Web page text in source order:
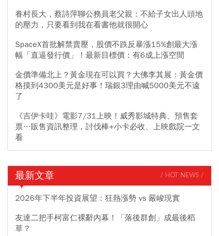
眷村長大，蔡詩萍聊公務員老父親：不給子女出人頭地
的壓力，只要看到我在看書他就很開心
SpaceX首批解禁賣壓，股價不跌反暴漲15%創最大漲
幅「直逼發行價」！最新目標價：有6成上漲空間
金價準備北上？黃金現在可以買？大佛李其展：黃金價
格摸到4300美元是好事！瑞銀3理由喊5000美元不遠
了
《吉伊卡哇》電影7/31上映！威秀影城特典、預售套
票…販售資訊整理，討伐棒+小卡必收、上映戲院一文
看
最新文章 / HOT NEWS /
2026年下半年投資展望：狂熱漲勢 vs 嚴峻現實
友達二把手柯富仁裸辭內幕！「落後群創」成最後稻
草？